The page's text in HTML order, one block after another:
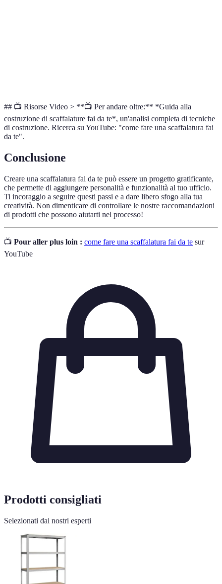
## 📺 Risorse Video > **📺 Per andare oltre:** *Guida alla
costruzione di scaffalature fai da te*, un'analisi completa di tecniche
di costruzione. Ricerca su YouTube: "come fare una scaffalatura fai
da te".
Conclusione
Creare una scaffalatura fai da te può essere un progetto gratificante,
che permette di aggiungere personalità e funzionalità al tuo ufficio.
Ti incoraggio a seguire questi passi e a dare libero sfogo alla tua
creatività. Non dimenticare di controllare le nostre raccomandazioni
di prodotti che possono aiutarti nel processo!
📺 Pour aller plus loin : come fare una scaffalatura fai da te sur
YouTube
Prodotti consigliati
Selezionati dai nostri esperti